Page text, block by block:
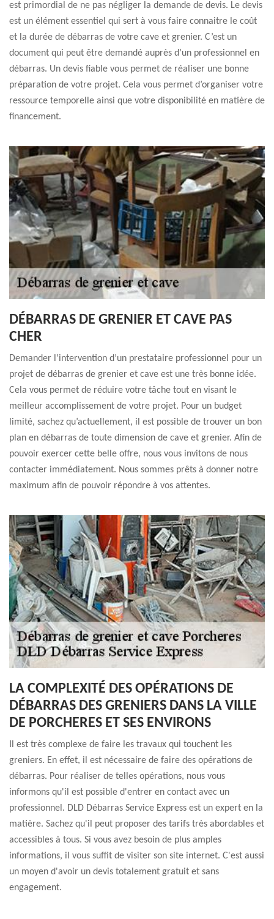
est primordial de ne pas négliger la demande de devis. Le devis
est un élément essentiel qui sert à vous faire connaitre le coût
et la durée de débarras de votre cave et grenier. C’est un
document qui peut être demandé auprès d’un professionnel en
débarras. Un devis fiable vous permet de réaliser une bonne
préparation de votre projet. Cela vous permet d’organiser votre
ressource temporelle ainsi que votre disponibilité en matière de
financement.
DÉBARRAS DE GRENIER ET CAVE PAS
CHER
Demander l’intervention d’un prestataire professionnel pour un
projet de débarras de grenier et cave est une très bonne idée.
Cela vous permet de réduire votre tâche tout en visant le
meilleur accomplissement de votre projet. Pour un budget
limité, sachez qu’actuellement, il est possible de trouver un bon
plan en débarras de toute dimension de cave et grenier. Afin de
pouvoir exercer cette belle offre, nous vous invitons de nous
contacter immédiatement. Nous sommes prêts à donner notre
maximum afin de pouvoir répondre à vos attentes.
LA COMPLEXITÉ DES OPÉRATIONS DE
DÉBARRAS DES GRENIERS DANS LA VILLE
DE PORCHERES ET SES ENVIRONS
Il est très complexe de faire les travaux qui touchent les
greniers. En effet, il est nécessaire de faire des opérations de
débarras. Pour réaliser de telles opérations, nous vous
informons qu'il est possible d'entrer en contact avec un
professionnel. DLD Débarras Service Express est un expert en la
matière. Sachez qu'il peut proposer des tarifs très abordables et
accessibles à tous. Si vous avez besoin de plus amples
informations, il vous suffit de visiter son site internet. C'est aussi
un moyen d'avoir un devis totalement gratuit et sans
engagement.